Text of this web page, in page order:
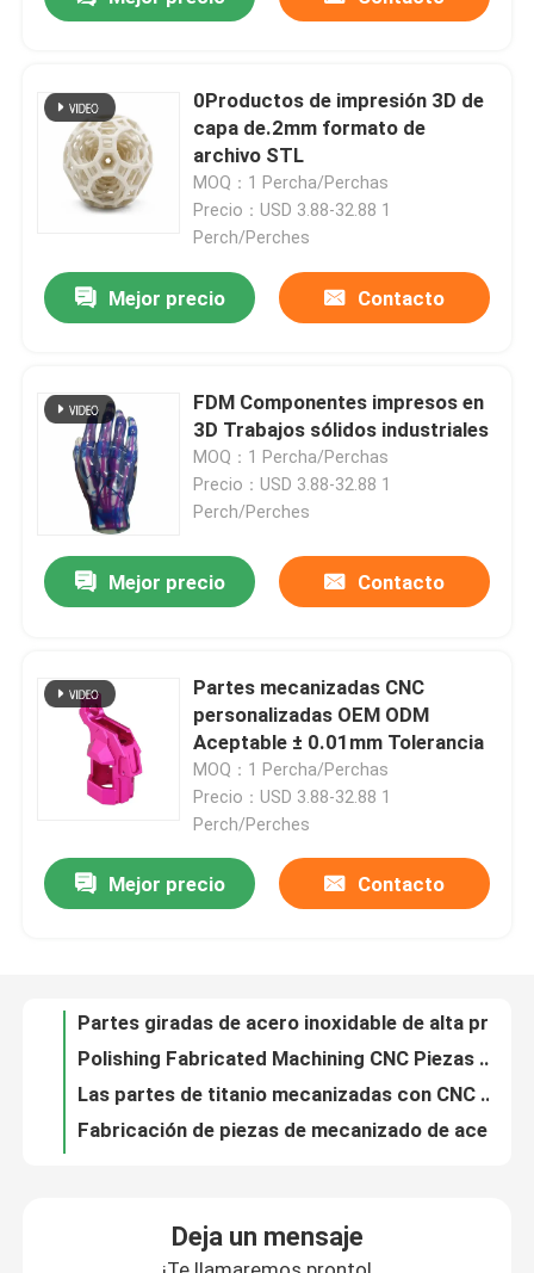
En casa
Los vídeos
Sobre nosotros
Recorrido por la fábrica
Contacta con nosotros
Noticias
Piezas de fresado CNC
0Productos de impresión 3D de
capa de.2mm formato de
archivo STL
MOQ：1 Percha/Perchas
Precio：USD 3.88-32.88 1
Perch/Perches
Mejor precio Contacto
FDM Componentes impresos en
3D Trabajos sólidos industriales
MOQ：1 Percha/Perchas
Precio：USD 3.88-32.88 1
Perch/Perches
Mejor precio Contacto
Partes mecanizadas CNC
personalizadas OEM ODM
Aceptable ± 0.01mm Tolerancia
MOQ：1 Percha/Perchas
Precio：USD 3.88-32.88 1
Perch/Perches
Mejor precio Contacto
Partes giradas de acero inoxidable de alta precisión ±0,01 mm
Las piezas de latón CNC mecanizadas a medida
Partes de mecanizado CNC de acero inoxidable pulido personalizadas
Partes industriales de titanio CNC para el anodizado
Deja un mensaje